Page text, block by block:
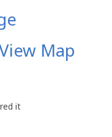
Map
it